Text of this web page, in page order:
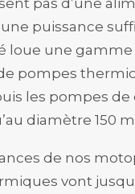
pas d’une
puissance
loue une gamme
pompes
les pompes de
diamètre 150
de nos
vont